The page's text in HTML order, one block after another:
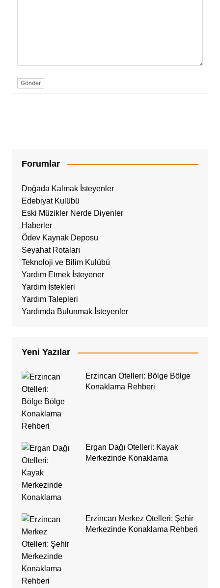
Gönder
Forumlar
Doğada Kalmak İsteyenler
Edebiyat Kulübü
Eski Müzikler Nerde Diyenler
Haberler
Ödev Kaynak Deposu
Seyahat Rotaları
Teknoloji ve Bilim Kulübü
Yardım Etmek İsteyener
Yardım İstekleri
Yardım Talepleri
Yardımda Bulunmak İsteyenler
Yeni Yazılar
Erzincan Otelleri: Bölge Bölge
Konaklama Rehberi
Ergan Dağı Otelleri: Kayak
Merkezinde Konaklama
Erzincan Merkez Otelleri: Şehir
Merkezinde Konaklama Rehberi